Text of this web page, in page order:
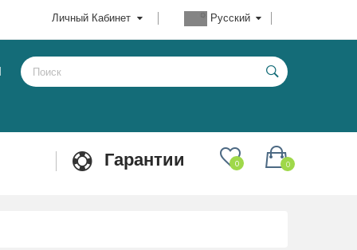
Русский
Личный Кабинет
Гарантии 0
0